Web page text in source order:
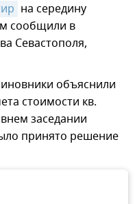
на середину
сообщили в
Севастополя,
объяснили
стоимости кв.
заседании
принято решение